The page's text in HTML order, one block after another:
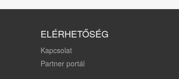
ELÉRHETŐSÉG
Kapcsolat
Partner portál